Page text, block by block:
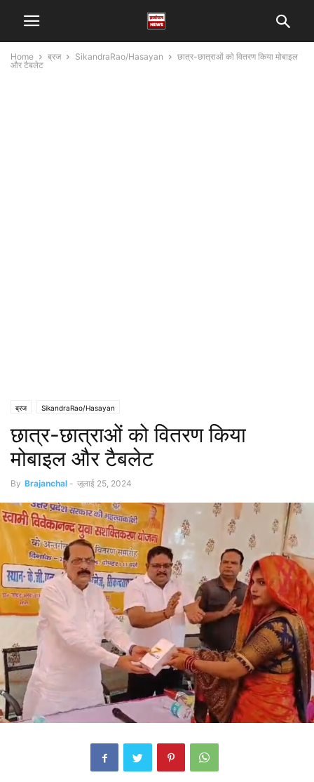
Home ब्रज SikandraRao/Hasayan
छात्र-छात्राओं को वितरण किया मोबाइल
और टैबलेट
ब्रज SikandraRao/Hasayan
छात्र-छात्राओं को वितरण किया
मोबाइल और टैबलेट
By Brajanchal - जुलाई 25, 2024